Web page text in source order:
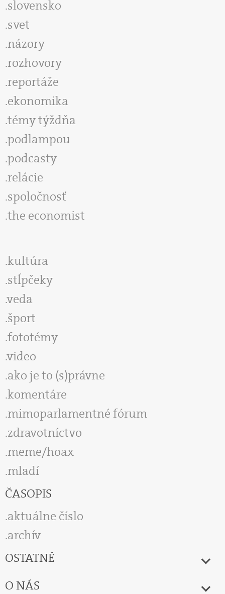
slovensko
svet
názory
rozhovory
reportáže
ekonomika
témy týždňa
podlampou
podcasty
relácie
spoločnosť
the economist
kultúra
stĺpčeky
veda
šport
fototémy
video
ako je to (s)právne
komentáre
mimoparlamentné fórum
zdravotníctvo
meme/hoax
mladí
ČASOPIS
aktuálne číslo
archív
OSTATNÉ
O NÁS